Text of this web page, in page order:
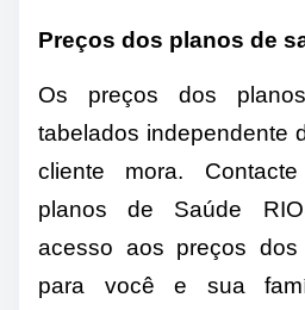
Preços dos planos de
Os preços dos
tabelados independente
cliente mora.
planos de Saúde
acesso aos preços
para você e sua